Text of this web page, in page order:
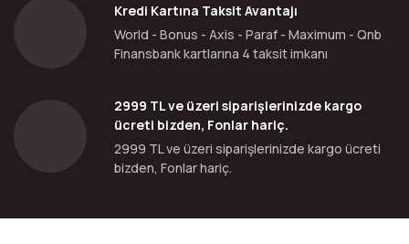
Kredi Kartına Taksit Avantajı
World - Bonus - Axis - Paraf - Maximum - Qnb
Finansbank kartlarına 4 taksit imkanı
2999 TL ve üzeri siparişlerinizde kargo
ücreti bizden, Fonlar hariç.
2999 TL ve üzeri siparişlerinizde kargo ücreti
bizden, Fonlar hariç.